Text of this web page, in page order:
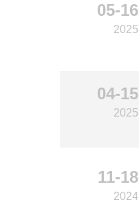
05-16
2025
04-15
2025
11-18
2024